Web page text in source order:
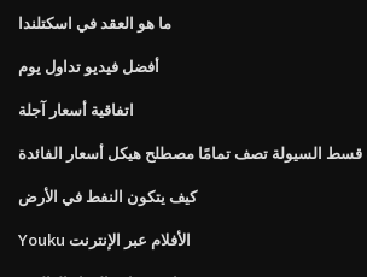
ما هو العقد في اسكتلندا
أفضل فيديو تداول يوم
اتفاقية أسعار آجلة
قسط السيولة تصف تمامًا مصطلح هيكل أسعار الفائدة
كيف يتكون النفط في الأرض
Youku الأفلام عبر الإنترنت